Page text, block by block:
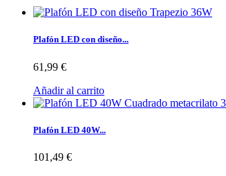
Plafón LED con diseño...
61,99 €
Añadir al carrito
Plafón LED 40W...
101,49 €